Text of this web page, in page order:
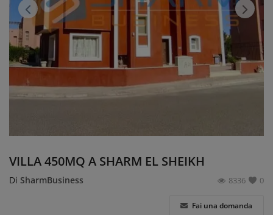
Design di Interni e Arredamenti
Contatti
Accedi
Registrati
VILLA 450MQ A SHARM EL SHEIKH
Di SharmBusiness 0
8336
Fai una domanda